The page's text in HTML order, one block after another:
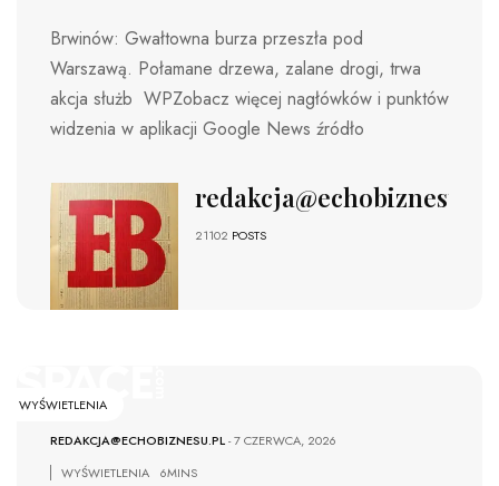
Brwinów: Gwałtowna burza przeszła pod
Warszawą. Połamane drzewa, zalane drogi, trwa
akcja służb WPZobacz więcej nagłówków i punktów
widzenia w aplikacji Google News źródło
redakcja@echobiznesu.pl
21102 POSTS
WYŚWIETLENIA
REDAKCJA@ECHOBIZNESU.PL-7 CZERWCA, 2026
WYŚWIETLENIA
6MINS